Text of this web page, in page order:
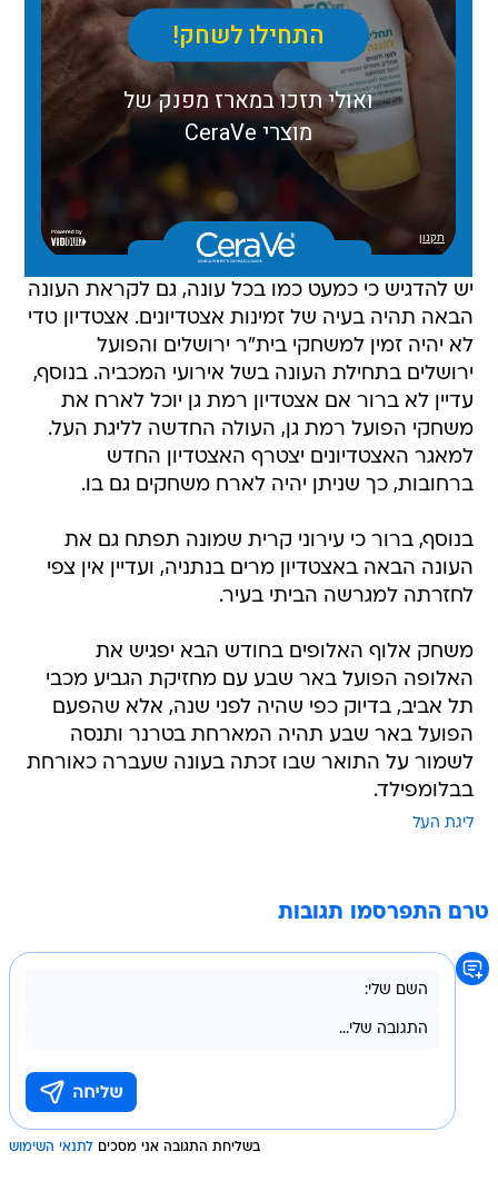
יש להדגיש כי כמעט כמו בכל עונה, גם לקראת העונה
הבאה תהיה בעיה של זמינות אצטדיונים. אצטדיון טדי
לא יהיה זמין למשחקי בית"ר ירושלים והפועל
ירושלים בתחילת העונה בשל אירועי המכביה. בנוסף,
עדיין לא ברור אם אצטדיון רמת גן יוכל לארח את
משחקי הפועל רמת גן, העולה החדשה לליגת העל.
למאגר האצטדיונים יצטרף האצטדיון החדש
ברחובות, כך שניתן יהיה לארח משחקים גם בו.
בנוסף, ברור כי עירוני קרית שמונה תפתח גם את
העונה הבאה באצטדיון מרים בנתניה, ועדיין אין צפי
לחזרתה למגרשה הביתי בעיר.
משחק אלוף האלופים בחודש הבא יפגיש את
האלופה הפועל באר שבע עם מחזיקת הגביע מכבי
תל אביב, בדיוק כפי שהיה לפני שנה, אלא שהפעם
הפועל באר שבע תהיה המארחת בטרנר ותנסה
לשמור על התואר שבו זכתה בעונה שעברה כאורחת
בבלומפילד.
ליגת העל
טרם התפרסמו תגובות
בשליחת התגובה אני מסכים לתנאי השימוש